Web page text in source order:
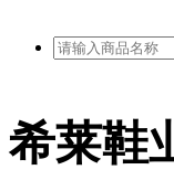
希莱鞋